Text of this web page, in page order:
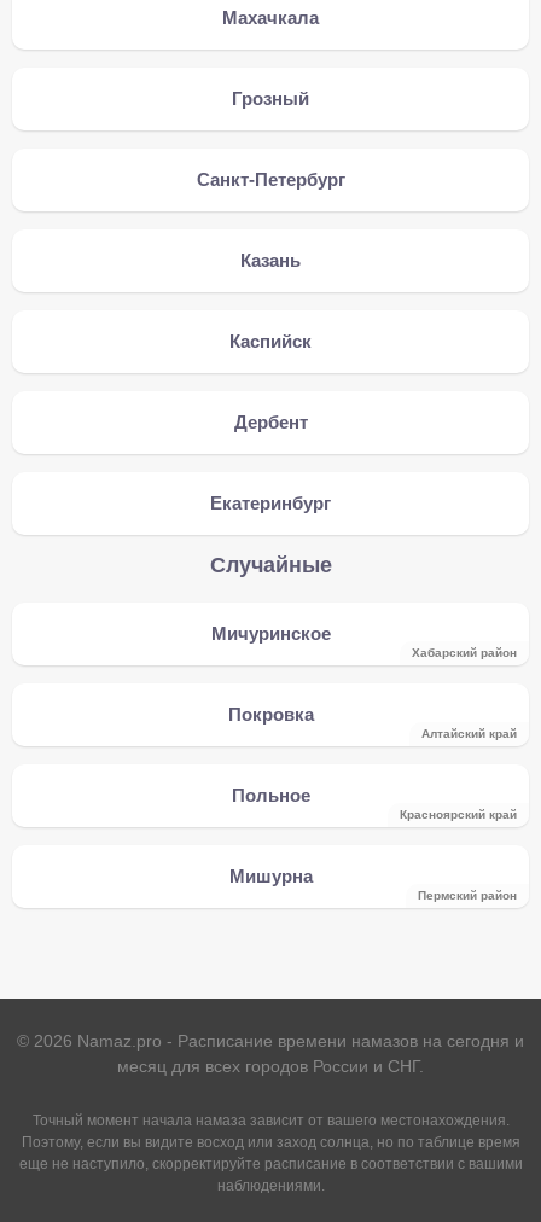
Махачкала
Грозный
Санкт-Петербург
Казань
Каспийск
Дербент
Екатеринбург
Случайные
Мичуринское
Хабарский район
Покровка
Алтайский край
Польное
Красноярский край
Мишурна
Пермский район
© 2026 Namaz.pro - Расписание времени намазов на сегодня и
месяц для всех городов России и СНГ.
Точный момент начала намаза зависит от вашего местонахождения.
Поэтому, если вы видите восход или заход солнца, но по таблице время
еще не наступило, скорректируйте расписание в соответствии с вашими
наблюдениями.